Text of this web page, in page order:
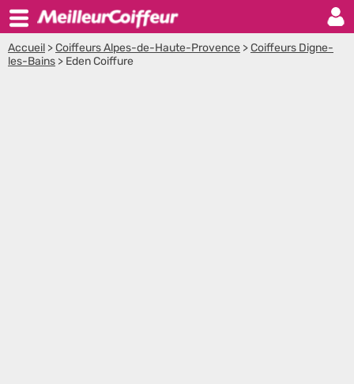
Accueil >Coiffeurs Alpes-de-Haute-Provence >Coiffeurs Digne-
les-Bains > Eden Coiffure